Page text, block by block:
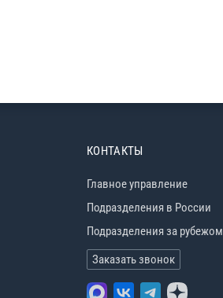
КОНТАКТЫ
Главное управление
Подразделения в России
Подразделения за рубежом
Заказать звонок